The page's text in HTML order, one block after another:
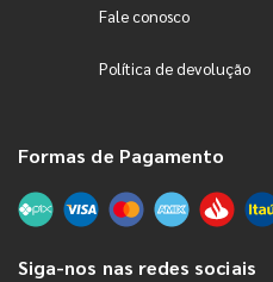
Fale conosco
Política de devolução
Formas de Pagamento
Siga-nos nas redes sociais